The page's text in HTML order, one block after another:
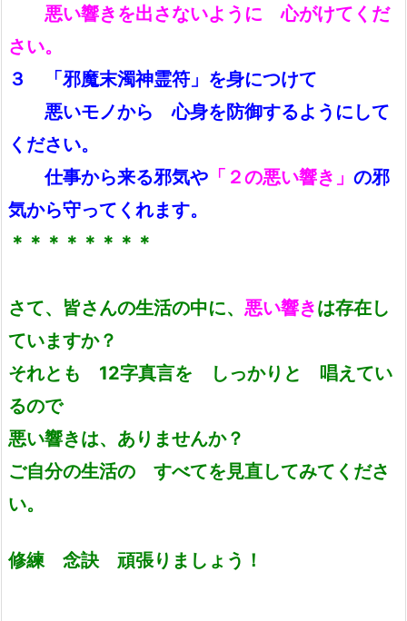
悪い響きを出さないように 心がけてくだ
さい。
３ 「邪魔末濁神霊符」を身につけて
悪いモノから 心身を防御するようにして
ください。
仕事から来る邪気や 「２の悪い響き」 の邪
気から守ってくれます。
＊＊＊＊＊＊＊＊
さて、皆さんの生活の中に、 悪い響きは存在し
ていますか？
それとも 12字真言を しっかりと 唱えてい
るので
悪い響きは、ありませんか？
ご自分の生活の すべてを見直してみてくださ
い。
修練 念訣 頑張りましょう！